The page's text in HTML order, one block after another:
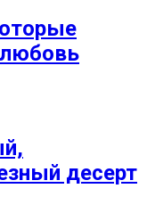
десерт